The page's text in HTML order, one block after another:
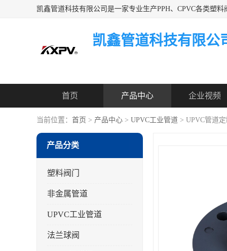
凯鑫管道科技有限公
首页 产品中心 企业视频
当前位置： 首页 > 产品中心 > UPVC工业管道 > UPVC管道
产品分类
塑料阀门
非金属管道
UPVC工业管道
法兰球阀